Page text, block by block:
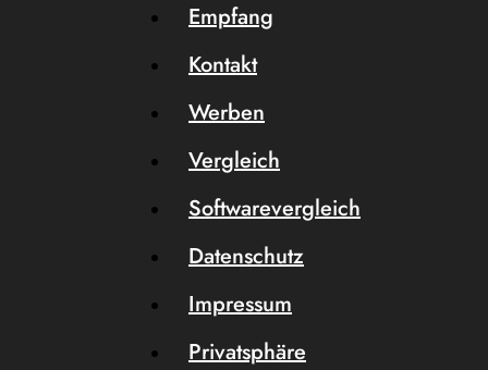
Empfang
Kontakt
Werben
Vergleich
Softwarevergleich
Datenschutz
Impressum
Privatsphäre